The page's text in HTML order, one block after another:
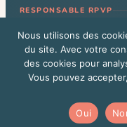
RESPONSABLE RPVP
© 2026 CPE Le
Vous êtes un
Nous utilisons des
du site. Avec votre
des cookies pour
Vous pouvez
Oui